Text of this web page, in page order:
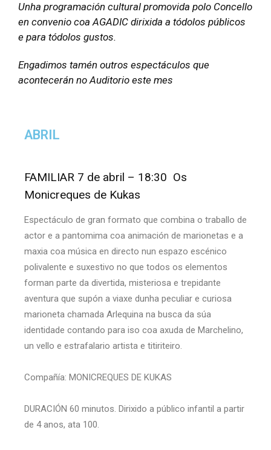
Unha programación cultural promovida polo Concello
en convenio coa AGADIC dirixida a tódolos públicos
e para tódolos gustos.
Engadimos tamén outros espectáculos que
acontecerán no Auditorio este mes
ABRIL
FAMILIAR 7 de abril – 18:30 Os
Monicreques de Kukas
Espectáculo de gran formato que combina o traballo de
actor e a pantomima coa animación de marionetas e a
maxia coa música en directo nun espazo escénico
polivalente e suxestivo no que todos os elementos
forman parte da divertida, misteriosa e trepidante
aventura que supón a viaxe dunha peculiar e curiosa
marioneta chamada Arlequina na busca da súa
identidade contando para iso coa axuda de Marchelino,
un vello e estrafalario artista e titiriteiro.
Compañía: MONICREQUES DE KUKAS
DURACIÓN 60 minutos. Dirixido a público infantil a partir
de 4 anos, ata 100.